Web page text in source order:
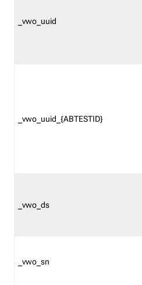
_vwo_uuid
_vwo_uuid_{ABTESTID}
_vwo_ds
_vwo_sn